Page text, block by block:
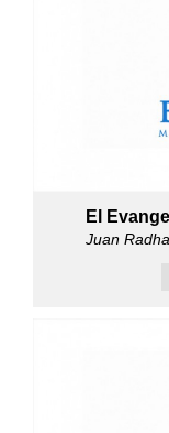
El
Juan